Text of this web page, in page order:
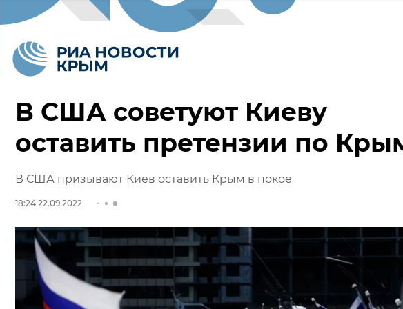
В США советуют Киеву
оставить претензии по
В США призывают Киев оставить Крым в покое
18:24 22.09.2022